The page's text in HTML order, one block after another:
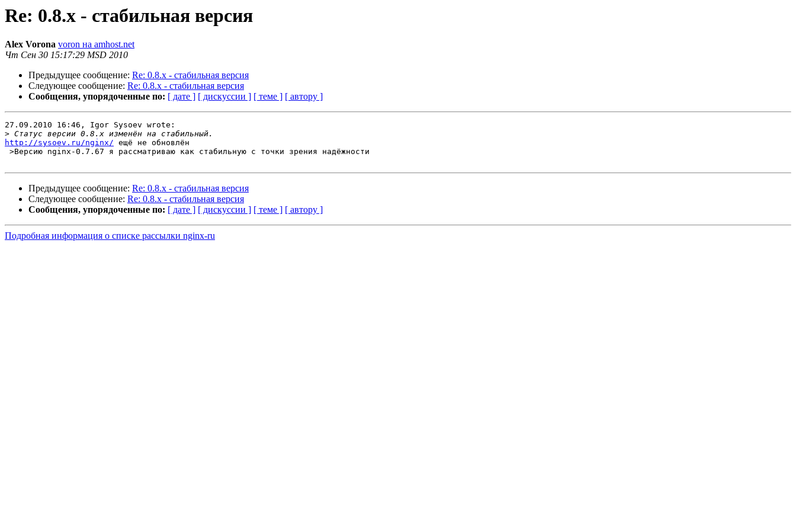
Re: 0.8.x - стабильная версия
Alex Vorona voron на amhost.net
Чт Сен 30 15:17:29 MSD 2010
Предыдущее сообщение: Re: 0.8.x - стабильная версия
Следующее сообщение: Re: 0.8.x - стабильная версия
Сообщения, упорядоченные по: [ дате ] [ дискуссии ] [ теме ] [ автору ]
27.09.2010 16:46, Igor Sysoev wrote:
>
http://sysoev.ru/nginx/ ещё не обновлён
>Версию nginx-0.7.67 я рассматриваю как стабильную с точки зрения надёжности
Предыдущее сообщение: Re: 0.8.x - стабильная версия
Следующее сообщение: Re: 0.8.x - стабильная версия
Сообщения, упорядоченные по: [ дате ] [ дискуссии ] [ теме ] [ автору ]
Подробная информация о списке рассылки nginx-ru